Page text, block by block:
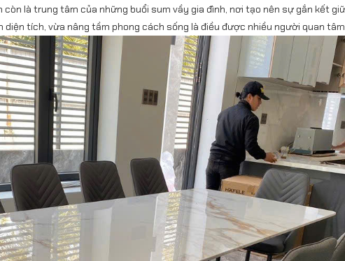
còn là trung tâm của những buổi sum vầy gia đình, nơi tạo nên sự gắn kết
diện tích, vừa nâng tầm phong cách sống là điều được nhiều người quan